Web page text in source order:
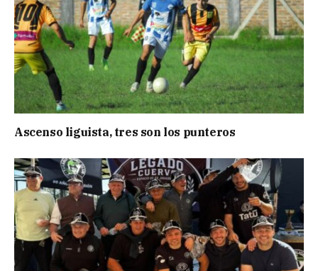
Ascenso liguista, tres son los punteros